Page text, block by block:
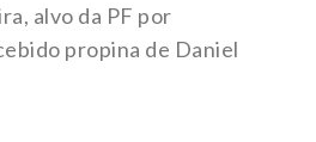
alvo da PF por
propina de Daniel